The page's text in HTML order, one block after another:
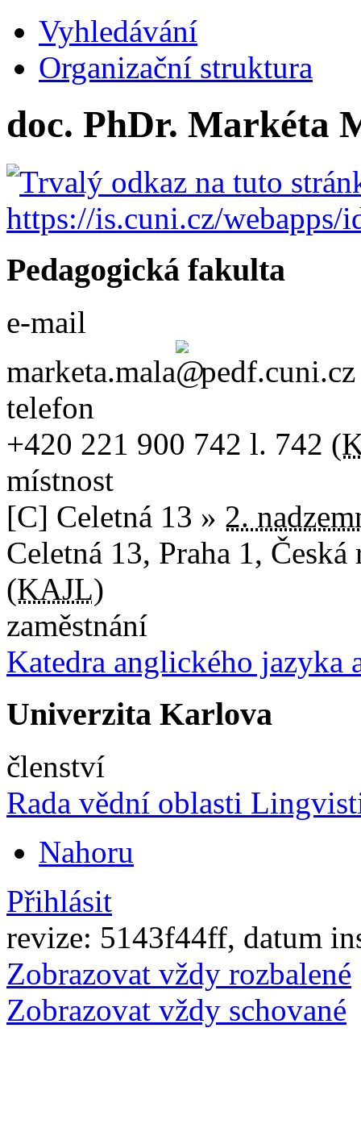
Vyhledávání
Organizační struktura
doc. PhDr. Markéta
Pedagogická fakulta
e-mail
marketa.mala
pedf.cuni.cz
telefon
+420 221 900 742 l. 742 (
místnost
[C] Celetná 13 » 2.
Celetná 13, Praha 1, Česká
(KAJL)
zaměstnání
Katedra anglického jazyka
Univerzita Karlova
členství
Rada vědní oblasti
Nahoru
Přihlásit
revize: 5143f44ff, datum
Zobrazovat vždy rozbalené
Zobrazovat vždy schované